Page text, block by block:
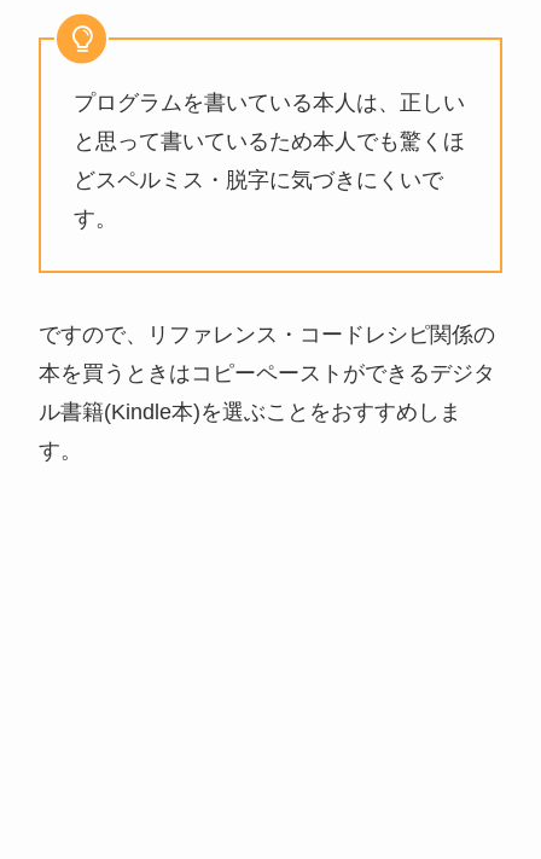
プログラムを書いている本人は、正しい
と思って書いているため本人でも驚くほ
どスペルミス・脱字に気づきにくいで
す。
ですので、リファレンス・コードレシピ関係の
本を買うときはコピーペーストができるデジタ
ル書籍(Kindle本)を選ぶことをおすすめしま
す。